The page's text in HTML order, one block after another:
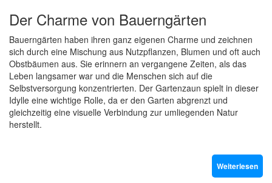
Der Charme von Bauerngärten
Bauerngärten haben ihren ganz eigenen Charme und zeichnen
sich durch eine Mischung aus Nutzpflanzen, Blumen und oft auch
Obstbäumen aus. Sie erinnern an vergangene Zeiten, als das
Leben langsamer war und die Menschen sich auf die
Selbstversorgung konzentrierten. Der Gartenzaun spielt in dieser
Idylle eine wichtige Rolle, da er den Garten abgrenzt und
gleichzeitig eine visuelle Verbindung zur umliegenden Natur
herstellt.
Weiterlesen